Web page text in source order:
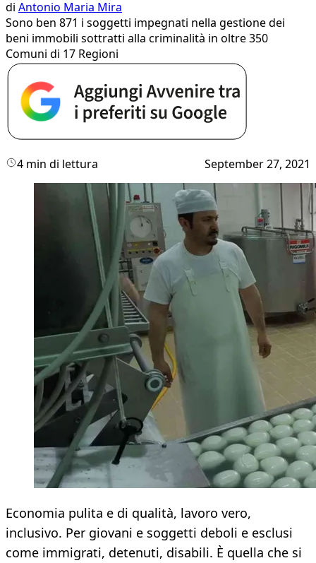
di Antonio Maria Mira
Sono ben 871 i soggetti impegnati nella gestione dei
beni immobili sottratti alla criminalità in oltre 350
Comuni di 17 Regioni
4 min di lettura September 27, 2021
Economia pulita e di qualità, lavoro vero,
inclusivo. Per giovani e soggetti deboli e esclusi
come immigrati, detenuti, disabili. È quella che si